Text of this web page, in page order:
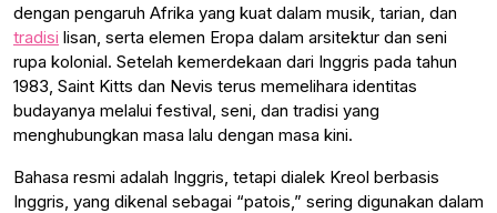
dengan pengaruh Afrika yang kuat dalam musik, tarian, dan
tradisi lisan, serta elemen Eropa dalam arsitektur dan seni
rupa kolonial. Setelah kemerdekaan dari Inggris pada tahun
1983, Saint Kitts dan Nevis terus memelihara identitas
budayanya melalui festival, seni, dan tradisi yang
menghubungkan masa lalu dengan masa kini.
Bahasa resmi adalah Inggris, tetapi dialek Kreol berbasis
Inggris, yang dikenal sebagai “patois,” sering digunakan dalam